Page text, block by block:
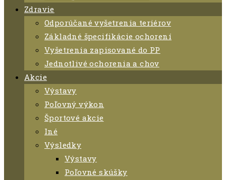
Zdravie
Odporúčané vyšetrenia teriérov
Základné špecifikácie ochorení
Vyšetrenia zapisované do PP
Jednotlivé ochorenia a chov
Akcie
Výstavy
Poľovný výkon
Športové akcie
Iné
Výsledky
Výstavy
Poľovné skúšky